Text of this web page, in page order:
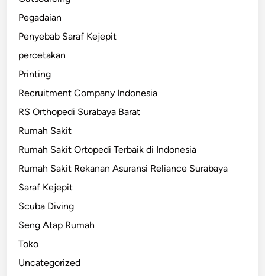
Pegadaian
Penyebab Saraf Kejepit
percetakan
Printing
Recruitment Company Indonesia
RS Orthopedi Surabaya Barat
Rumah Sakit
Rumah Sakit Ortopedi Terbaik di Indonesia
Rumah Sakit Rekanan Asuransi Reliance Surabaya
Saraf Kejepit
Scuba Diving
Seng Atap Rumah
Toko
Uncategorized